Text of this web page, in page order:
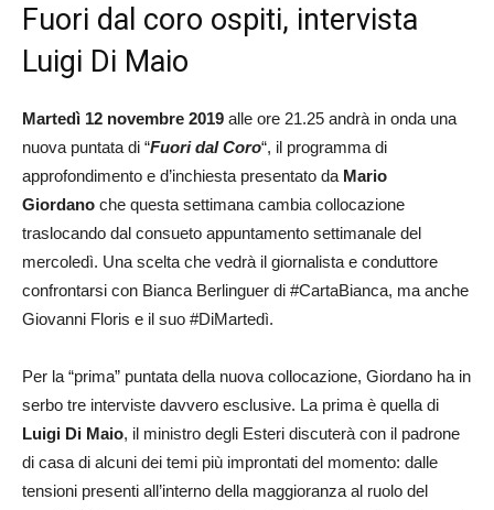
Fuori dal coro ospiti, intervista
Luigi Di Maio
Martedì 12 novembre 2019 alle ore 21.25 andrà in onda una
nuova puntata di “Fuori dal Coro“, il programma di
approfondimento e d’inchiesta presentato da Mario
Giordano che questa settimana cambia collocazione
traslocando dal consueto appuntamento settimanale del
mercoledì. Una scelta che vedrà il giornalista e conduttore
confrontarsi con Bianca Berlinguer di #CartaBianca, ma anche
Giovanni Floris e il suo #DiMartedì.
Per la “prima” puntata della nuova collocazione, Giordano ha in
serbo tre interviste davvero esclusive. La prima è quella di
Luigi Di Maio, il ministro degli Esteri discuterà con il padrone
di casa di alcuni dei temi più improntati del momento: dalle
tensioni presenti all’interno della maggioranza al ruolo del